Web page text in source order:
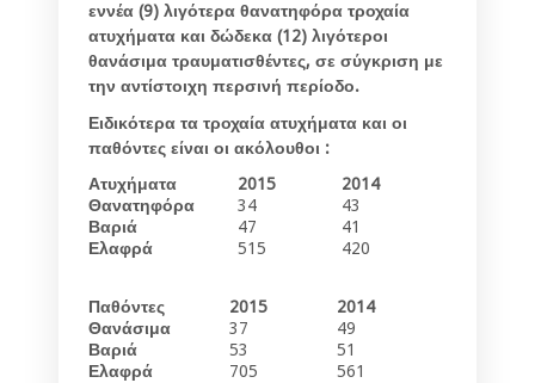
εννέα (9) λιγότερα θανατηφόρα τροχαία
ατυχήματα και δώδεκα (12) λιγότεροι
θανάσιμα τραυματισθέντες, σε σύγκριση με
την αντίστοιχη περσινή περίοδο.
Ειδικότερα τα τροχαία ατυχήματα και οι
παθόντες είναι οι ακόλουθοι :
Ατυχήματα
2015
2014
Θανατηφόρα
34
43
Βαριά
47
41
Ελαφρά
515 420
Παθόντες 2015
2014
Θανάσιμα
37
49
Βαριά
53
51
Ελαφρά
705
561